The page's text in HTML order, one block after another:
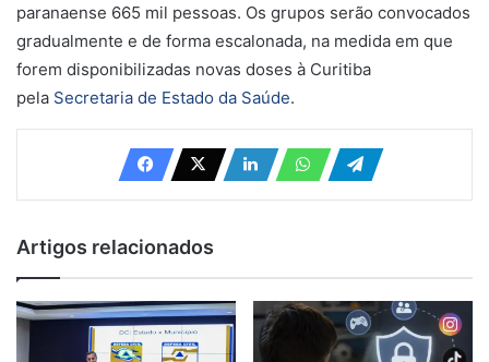
paranaense 665 mil pessoas. Os grupos serão convocados
gradualmente e de forma escalonada, na medida em que
forem disponibilizadas novas doses à Curitiba
pela Secretaria de Estado da Saúde.
Artigos relacionados